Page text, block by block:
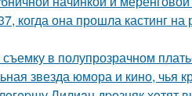
когда она прошла кастинг
в полупрозрачном
звезда юмора и кино, чья